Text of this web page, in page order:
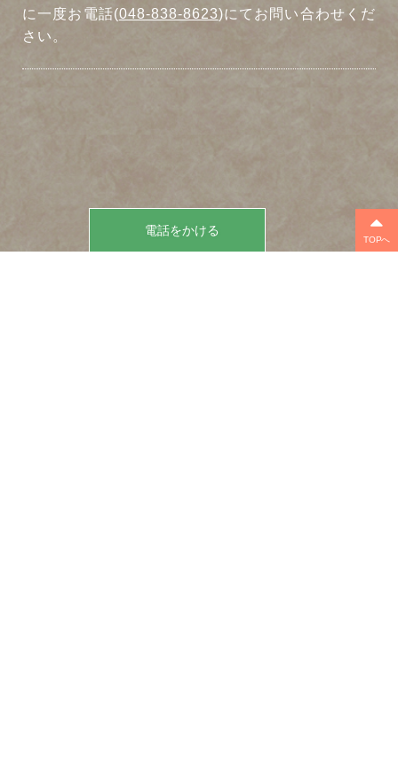
電話をかける
に一度お電話(048-838-8623)にてお問い合わせくだ
さい。
TOPへ